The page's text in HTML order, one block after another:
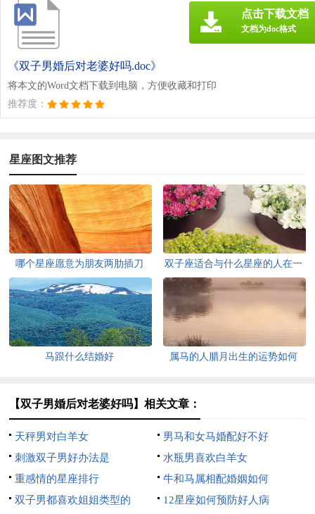
《双子男婚后对老婆好吗.doc》
将本文的Word文档下载到电脑，方便收藏和打印
推荐度：
点击下载文档
文档为doc格式
星座图文推荐
哪个星座愿意为朋友两肋插刀
双子座适合与什么星座的人在一
马跟什么结婚好 属马的人腊月出生的运势如何
【双子男婚后对老婆好吗】相关文章：
天秤男对白羊女
男马和女马婚配好不好
刺激双子男好办法是
水瓶男喜欢白羊女
重感情的星座排行
牛和马属相配婚姻如何
双子男都喜欢姐姐类型的
12星座如何预防好人病